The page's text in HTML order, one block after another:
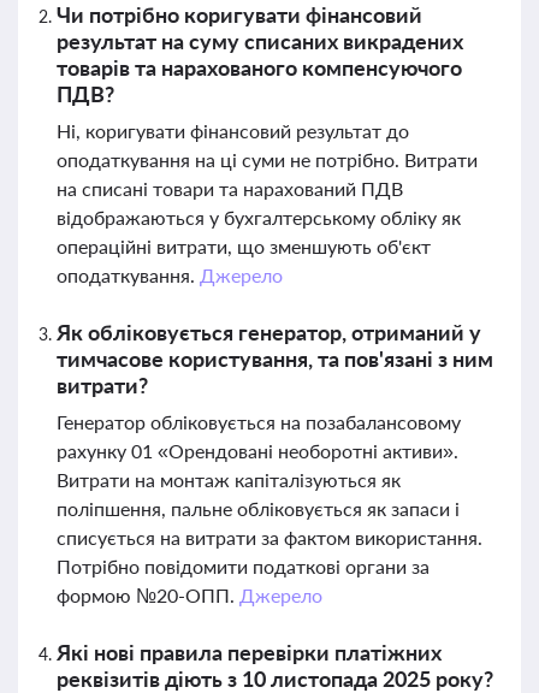
Чи потрібно коригувати фінансовий
результат на суму списаних викрадених
товарів та нарахованого компенсуючого
ПДВ?
Ні, коригувати фінансовий результат до
оподаткування на ці суми не потрібно. Витрати
на списані товари та нарахований ПДВ
відображаються у бухгалтерському обліку як
операційні витрати, що зменшують об'єкт
оподаткування. Джерело
Як обліковується генератор, отриманий у
тимчасове користування, та пов'язані з ним
витрати?
Генератор обліковується на позабалансовому
рахунку 01 «Орендовані необоротні активи».
Витрати на монтаж капіталізуються як
поліпшення, пальне обліковується як запаси і
списується на витрати за фактом використання.
Потрібно повідомити податкові органи за
формою №20-ОПП. Джерело
Які нові правила перевірки платіжних
реквізитів діють з 10 листопада 2025 року?